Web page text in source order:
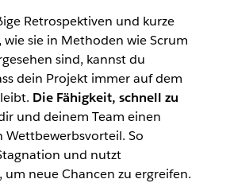
Retrospektiven und kurze
wie sie in Methoden wie Scrum
sind, kannst du
dein Projekt immer auf dem
Die Fähigkeit, schnell zu
und deinem Team einen
Wettbewerbsvorteil. So
und nutzt
um neue Chancen zu ergreifen.